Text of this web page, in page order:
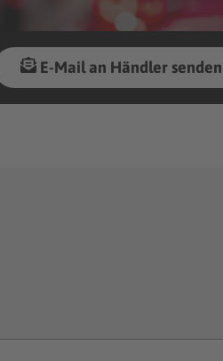
E-Mail an Händler senden